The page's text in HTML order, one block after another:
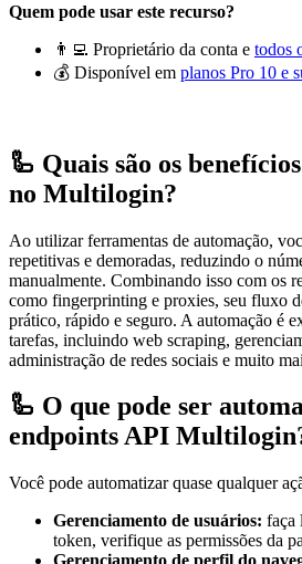
Quem pode usar este recurso?
👨‍💻 Proprietário da conta e todos
💰 Disponível em planos Pro 10 e
🦾 Quais são os
no Multilogin?
Ao utilizar ferramentas de automação,
repetitivas e demoradas, reduzindo o
manualmente. Combinando isso com os
como fingerprinting e proxies, seu fluxo
prático, rápido e seguro. A automação é
tarefas, incluindo web scraping,
administração de redes sociais e muito
🦾 O que pode ser
endpoints API
Você pode automatizar quase qualquer
Gerenciamento de usuários: faça
token, verifique as permissões da